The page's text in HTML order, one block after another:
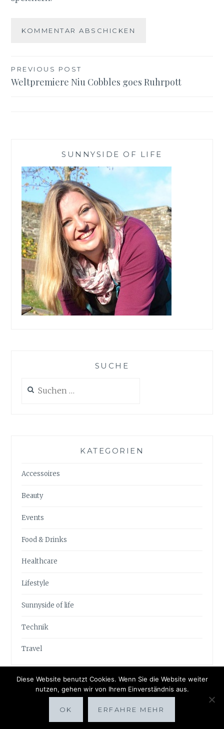
Beitragsnavigation
PREVIOUS POST
Weltpremiere Niu Cobbles goes Ruhrpott
SUNNYSIDE OF LIFE
SUCHE
nach:
KATEGORIEN
Accessoires
Beauty
Events
Food & Drinks
Healthcare
Lifestyle
Sunnyside of life
Technik
Travel
Proudly powered by WordPress|Theme: Anissa by
Diese Website benutzt Cookies. Wenn Sie die Website weiter
nutzen, gehen wir von Ihrem Einverständnis aus.
OK ERFAHRE MEHR